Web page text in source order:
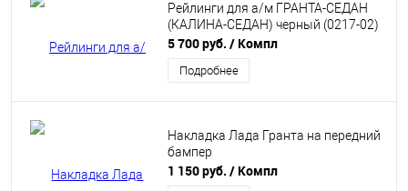
Рейлинги для а/м ГРАНТА-СЕДАН
(КАЛИНА-СЕДАН) черный (0217-02)
5 700 руб. / Компл
Подробнее
Накладка Лада Гранта на передний
бампер
1 150 руб. / Компл